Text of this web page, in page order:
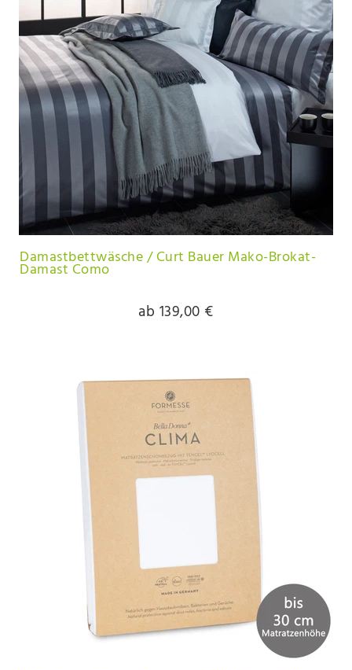
Damastbettwäsche / Curt Bauer Mako-Brokat-
Damast Como
ab 139,00 €